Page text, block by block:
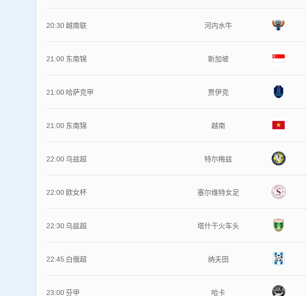
20:30越南联 河内水牛
21:00 东南锦 新加坡
21:00 哈萨克甲 贾伊克
21:00 东南锦 越南
22:00乌兹超 特尔梅兹
22:00 欧女杯 塞尔维特女足
22:30乌兹超 塔什干火车头
22:45 白俄超 纳夫田
23:00芬甲 哈卡